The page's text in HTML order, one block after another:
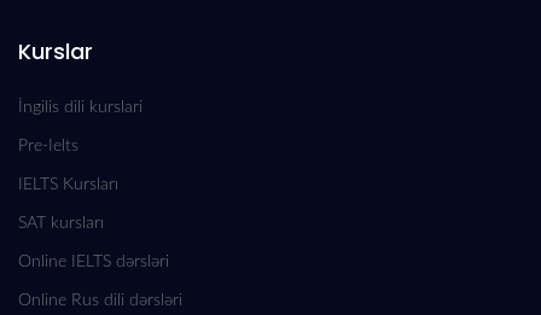
Kurslar
İngilis dili kurslari
Pre-Ielts
IELTS Kursları
SAT kursları
Online IELTS dərsləri
Online Rus dili dərsləri